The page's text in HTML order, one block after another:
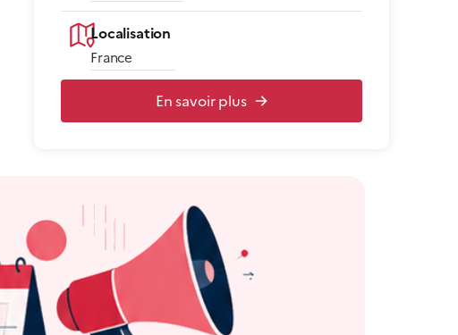
Localisation
France
En savoir plus